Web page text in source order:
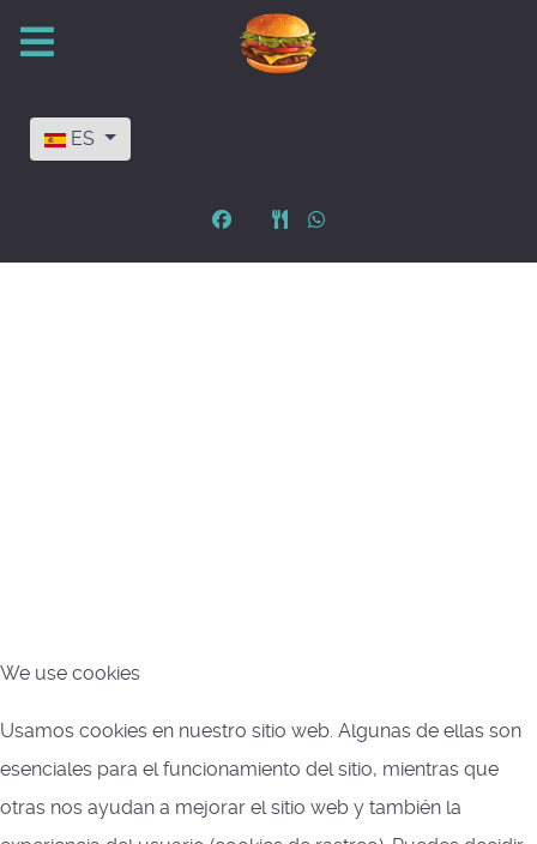
Seleccione su idioma
ES
We use cookies
Usamos cookies en nuestro sitio web. Algunas de ellas son
esenciales para el funcionamiento del sitio, mientras que
otras nos ayudan a mejorar el sitio web y también la